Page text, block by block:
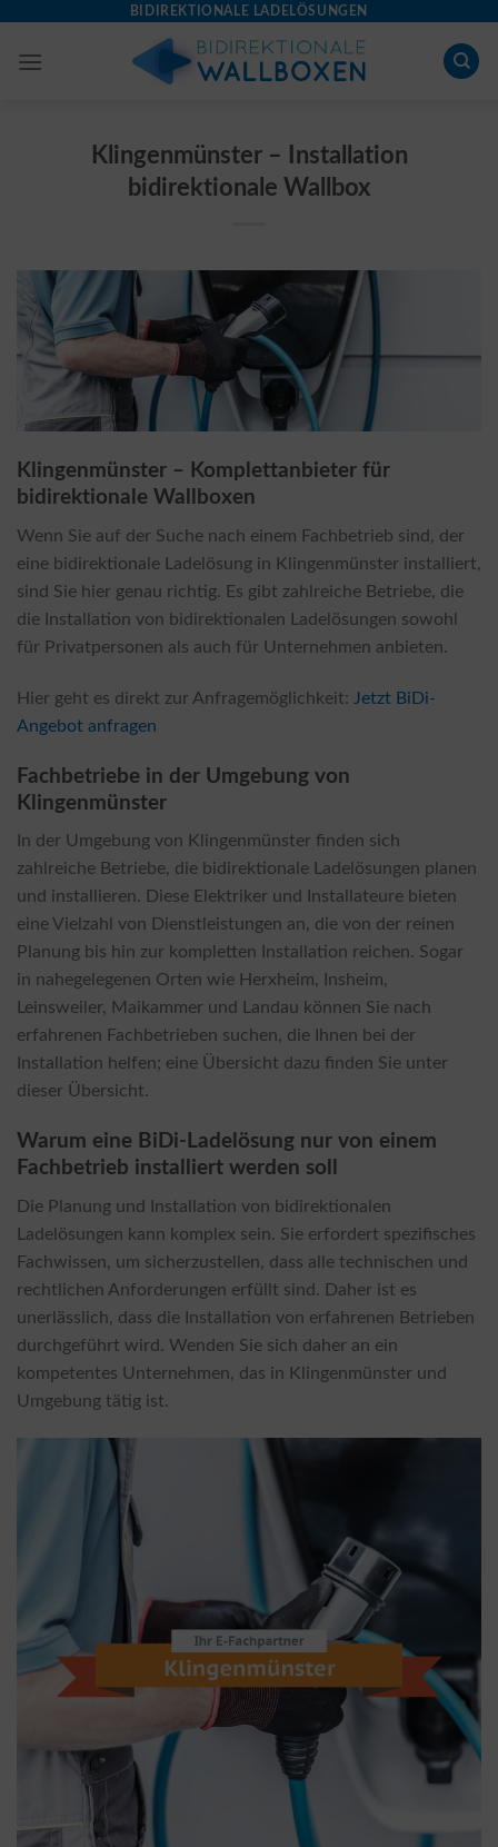
content
BIDIREKTIONALE LADELÖSUNGEN
Klingenmünster – Installation
bidirektionale Wallbox
Klingenmünster – Komplettanbieter für
bidirektionale Wallboxen
Wenn Sie auf der Suche nach einem Fachbetrieb sind, der
eine bidirektionale Ladelösung in Klingenmünster installiert,
sind Sie hier genau richtig. Es gibt zahlreiche Betriebe, die
die Installation von bidirektionalen Ladelösungen sowohl
für Privatpersonen als auch für Unternehmen anbieten.
Hier geht es direkt zur Anfragemöglichkeit: Jetzt BiDi-
Angebot anfragen
Fachbetriebe in der Umgebung von
Klingenmünster
In der Umgebung von Klingenmünster finden sich
zahlreiche Betriebe, die bidirektionale Ladelösungen planen
und installieren. Diese Elektriker und Installateure bieten
eine Vielzahl von Dienstleistungen an, die von der reinen
Planung bis hin zur kompletten Installation reichen. Sogar
in nahegelegenen Orten wie Herxheim, Insheim,
Leinsweiler, Maikammer und Landau können Sie nach
erfahrenen Fachbetrieben suchen, die Ihnen bei der
Installation helfen; eine Übersicht dazu finden Sie unter
dieser Übersicht.
Warum eine BiDi-Ladelösung nur von einem
Fachbetrieb installiert werden soll
Die Planung und Installation von bidirektionalen
Ladelösungen kann komplex sein. Sie erfordert spezifisches
Fachwissen, um sicherzustellen, dass alle technischen und
rechtlichen Anforderungen erfüllt sind. Daher ist es
unerlässlich, dass die Installation von erfahrenen Betrieben
durchgeführt wird. Wenden Sie sich daher an ein
kompetentes Unternehmen, das in Klingenmünster und
Umgebung tätig ist.